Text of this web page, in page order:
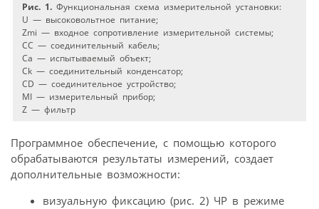
Рис. 1. Функциональная схема измерительной установки:
U — высоковольтное питание;
Zmi — входное сопротивление измерительной системы;
CC — соединительный кабель;
Ca — испытываемый объект;
Ck — соединительный конденсатор;
CD — соединительное устройство;
MI — измерительный прибор;
Z — фильтр
Программное обеспечение, с помощью которого
обрабатываются результаты измерений, создает
дополнительные возможности:
визуальную фиксацию (рис. 2) ЧР в режиме